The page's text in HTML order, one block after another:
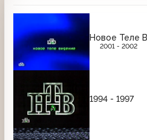
Новое Теле
2001 - 2002
1994 - 1997